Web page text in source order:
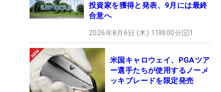
投資家を獲得と発表、9月には最終
合意へ
2026年8月6日 (木) 11時00分 1
米国キャロウェイ、PGAツア
ー選手たちが使用するノーメ
ッキブレードを限定発売